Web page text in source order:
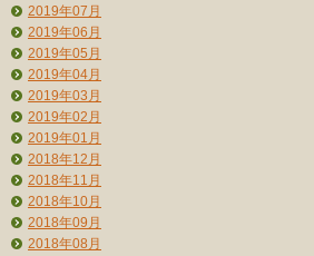
2019年07月
2019年06月
2019年05月
2019年04月
2019年03月
2019年02月
2019年01月
2018年12月
2018年11月
2018年10月
2018年09月
2018年08月